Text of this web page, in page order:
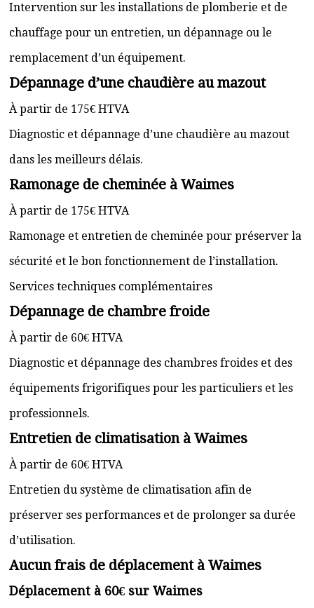
Intervention sur les installations de plomberie et de
chauffage pour un entretien, un dépannage ou le
remplacement d’un équipement.
Dépannage d’une chaudière au mazout
À partir de 175€ HTVA
Diagnostic et dépannage d’une chaudière au mazout
dans les meilleurs délais.
Ramonage de cheminée à Waimes
À partir de 175€ HTVA
Ramonage et entretien de cheminée pour préserver la
sécurité et le bon fonctionnement de l’installation.
Services techniques complémentaires
Dépannage de chambre froide
À partir de 60€ HTVA
Diagnostic et dépannage des chambres froides et des
équipements frigorifiques pour les particuliers et les
professionnels.
Entretien de climatisation à Waimes
À partir de 60€ HTVA
Entretien du système de climatisation afin de
préserver ses performances et de prolonger sa durée
d’utilisation.
Aucun frais de déplacement à Waimes
Déplacement à 60€ sur Waimes